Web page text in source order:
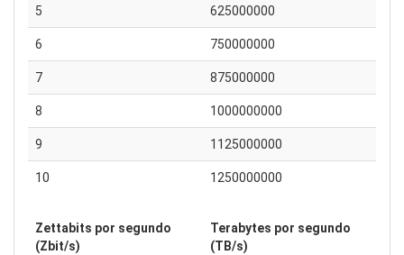
5 625000000
6 750000000
7 875000000
8 1000000000
9 1125000000
10 1250000000
Zettabits por segundo
(Zbit/s)
Terabytes por segundo
(TB/s)